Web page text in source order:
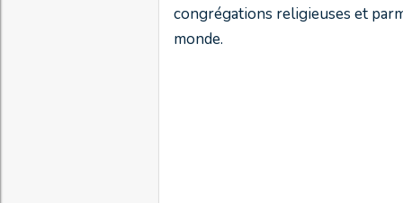
congrégations religieuses et
monde.